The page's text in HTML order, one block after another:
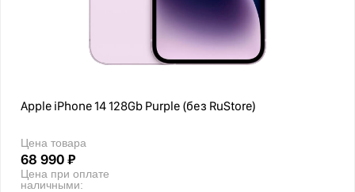
Apple iPhone 14 128Gb Purple (без RuStore)
Цена товара
68 990 ₽
Цена при оплате
наличными: